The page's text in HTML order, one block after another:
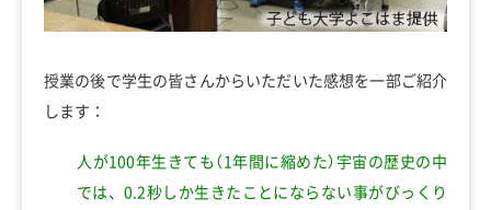
授業の後で学生の皆さんからいただいた感想を一部ご紹介
します：
人が100年生きても（1年間に縮めた）宇宙の歴史の中
では、0.2秒しか生きたことにならない事がびっくり